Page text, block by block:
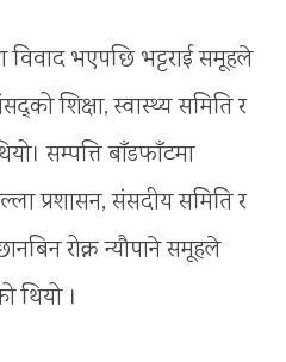
विवाद भएपछि भट्टराई समूहले
शिक्षा, स्वास्थ्य समिति र
सम्पत्ति बाँडफाँटमा
प्रशासन, संसदीय समिति र
रोक्न न्यौपाने समूहले
थियो ।